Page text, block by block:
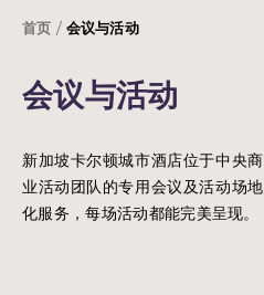
首页 会议与活动
会议与活动
新加坡卡尔顿城市酒店位于中央
业活动团队的专用会议及活动场
化服务，每场活动都能完美呈现。